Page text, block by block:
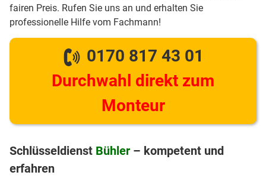
fairen Preis. Rufen Sie uns an und erhalten Sie
professionelle Hilfe vom Fachmann!
0170 817 43 01
Durchwahl direkt zum
Monteur
Schlüsseldienst Bühler – kompetent und
erfahren